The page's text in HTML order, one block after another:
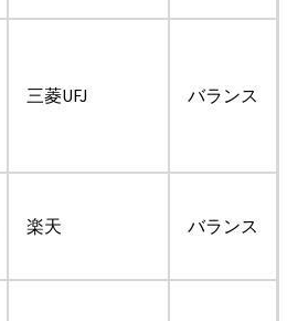
三菱UFJ バランス
楽天 バランス